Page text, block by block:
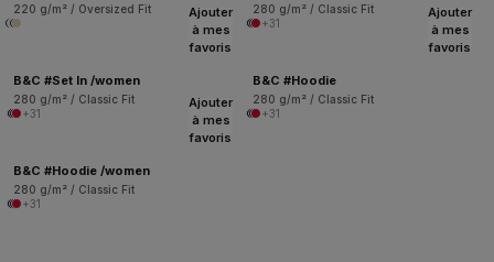
220 g/m² / Oversized Fit
280 g/m² / Classic Fit
+31
Ajouter
à mes
favoris
B&C #Set In /women
280 g/m² / Classic Fit
+31
Ajouter
à mes
favoris
B&C #Hoodie
280 g/m² / Classic Fit
+31
Ajouter
à mes
favoris
B&C #Hoodie /women
280 g/m² / Classic Fit
+31